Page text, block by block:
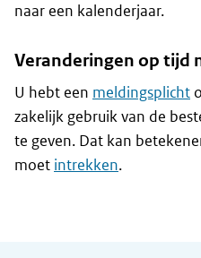
naar een kalenderjaar.
Veranderingen op tijd
U hebt een meldingsplicht
zakelijk gebruik van de
te geven. Dat kan
moet intrekken.